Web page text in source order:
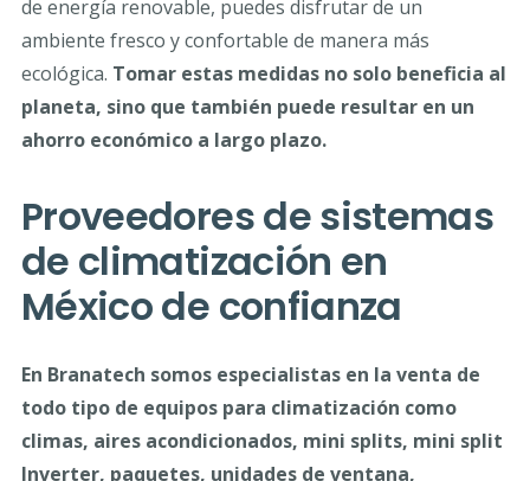
de energía renovable, puedes disfrutar de un
ambiente fresco y confortable de manera más
ecológica. Tomar estas medidas no solo beneficia al
planeta, sino que también puede resultar en un
ahorro económico a largo plazo.
Proveedores de sistemas
de climatización en
México de confianza
En Branatech somos especialistas en la venta de
todo tipo de equipos para climatización como
climas, aires acondicionados, mini splits, mini split
Inverter, paquetes, unidades de ventana,